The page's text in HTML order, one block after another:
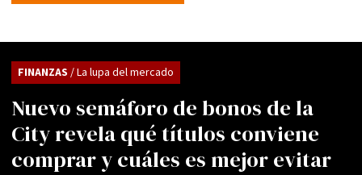
Nuevo semáforo de bonos de la
City revela qué títulos conviene
comprar y cuáles es mejor evitar
FINANZAS / La lupa del mercado